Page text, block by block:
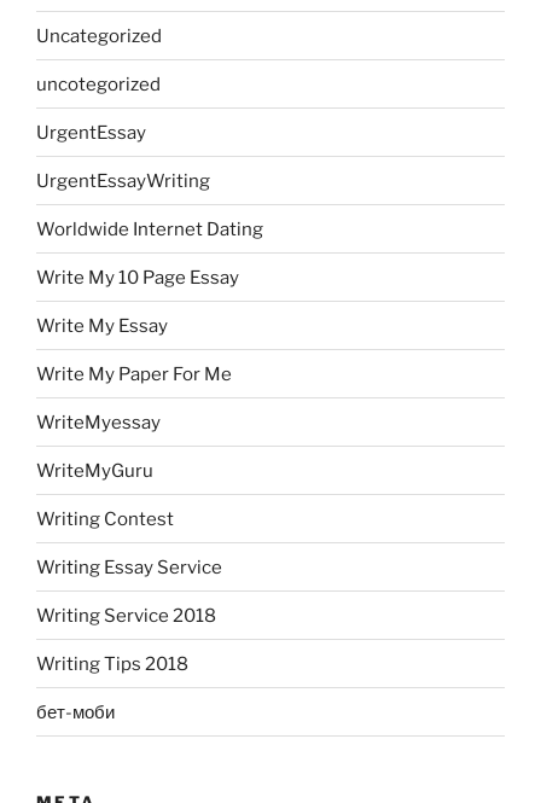
Uncategorized
uncotegorized
UrgentEssay
UrgentEssayWriting
Worldwide Internet Dating
Write My 10 Page Essay
Write My Essay
Write My Paper For Me
WriteMyessay
WriteMyGuru
Writing Contest
Writing Essay Service
Writing Service 2018
Writing Tips 2018
бет-моби